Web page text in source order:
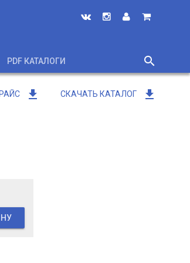
PDF КАТАЛОГИ
search
close
get_app СКАЧАТЬ КАТАЛОГ get_app